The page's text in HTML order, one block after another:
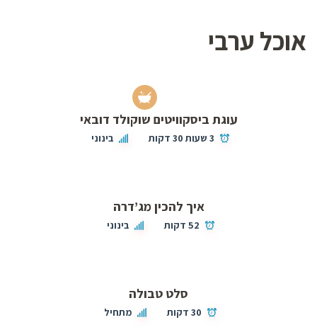
אוכל ערבי
עוגת ביסקוויטים שוקולד דובאי
3 שעות 30 דקות בינוני
איך להכין מג’דרה
52 דקות בינוני
סלט טבולה
30 דקות מתחיל